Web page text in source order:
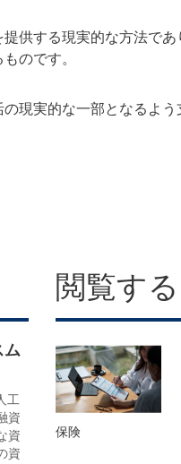
供する現実的な方法で
のです。
現実的な一部となるよ
ム
工
資
資
資
閲覧する
保険